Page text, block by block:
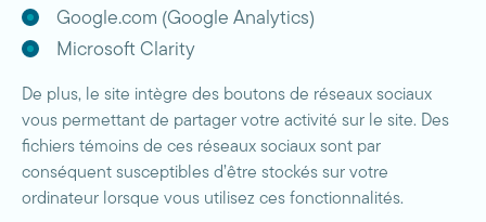
Google.com (Google Analytics)
Microsoft Clarity
De plus, le site intègre des boutons de réseaux sociaux
vous permettant de partager votre activité sur le site. Des
fichiers témoins de ces réseaux sociaux sont par
conséquent susceptibles d’être stockés sur votre
ordinateur lorsque vous utilisez ces fonctionnalités.